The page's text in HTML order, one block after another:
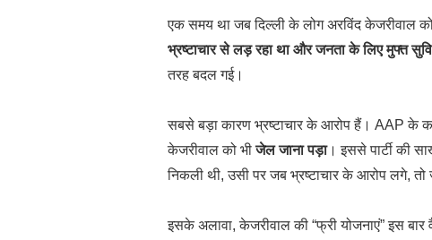
एक समय था जब दिल्ली के लोग अरविंद केजरीवाल
भ्रष्टाचार से लड़ रहा था और जनता के लिए मुफ्त
तरह बदल गई।
सबसे बड़ा कारण भ्रष्टाचार के आरोप हैं। AAP के
केजरीवाल को भीजेल जाना पड़ा। इससे पार्टी की
निकली थी, उसी पर जब भ्रष्टाचार के आरोप लगे, तो
इसके अलावा, केजरीवाल की “फ्री योजनाएं” इस बार